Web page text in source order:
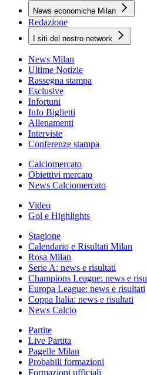
News economiche Milan
Redazione
I siti del nostro network
News Milan
Ultime Notizie
Rassegna stampa
Esclusive
Infortuni
Info Biglietti
Allenamenti
Interviste
Conferenze stampa
Calciomercato
Obiettivi mercato
News Calciomercato
Video
Gol e Highlights
Stagione
Calendario e Risultati Milan
Rosa Milan
Serie A: news e risultati
Champions League: news e
Europa League: news e risultati
Coppa Italia: news e risultati
News Calcio
Partite
Live Partita
Pagelle Milan
Probabili formazioni
Formazioni ufficiali